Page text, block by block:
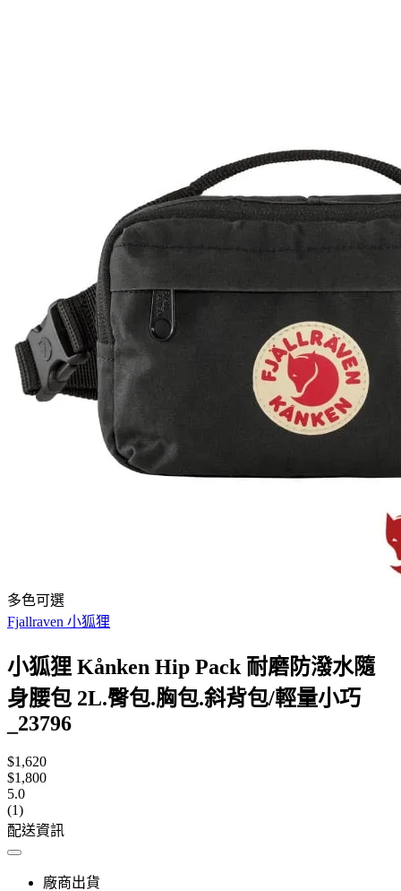
多色可選
Fjallraven 小狐狸
小狐狸 Kånken Hip Pack 耐磨防潑水隨
身腰包 2L.臀包.胸包.斜背包/輕量小巧
_23796
$1,620
$1,800
5.0
(1)
配送資訊
廠商出貨